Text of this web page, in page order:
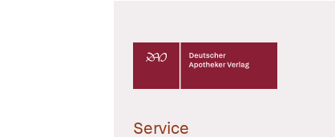
Deutscher Apotheker Verlag Logo
Service